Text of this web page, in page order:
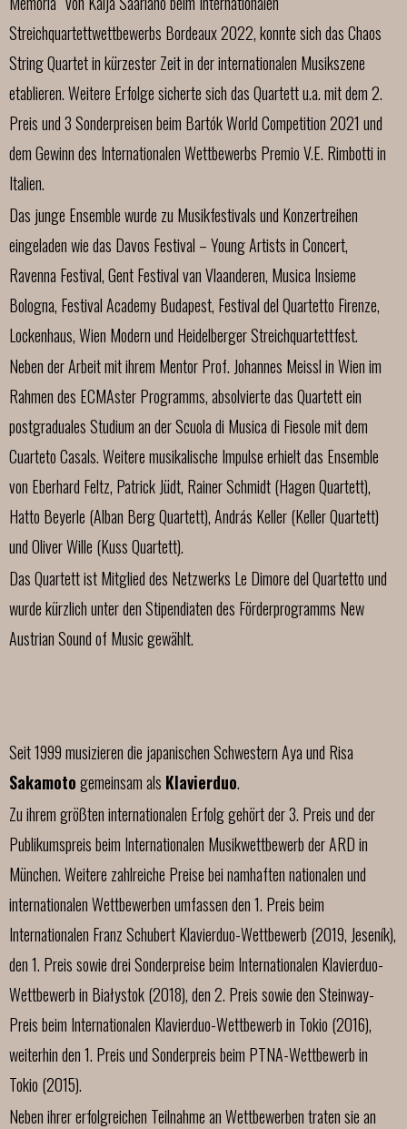
Streichquartettwettbewerbs Bordeaux 2022, konnte sich das Chaos
String Quartet in kürzester Zeit in der internationalen Musikszene
etablieren. Weitere Erfolge sicherte sich das Quartett u.a. mit dem 2.
Preis und 3 Sonderpreisen beim Bartók World Competition 2021 und
dem Gewinn des Internationalen Wettbewerbs Premio V.E. Rimbotti in
Italien.
Das junge Ensemble wurde zu Musikfestivals und Konzertreihen
eingeladen wie das Davos Festival – Young Artists in Concert,
Ravenna Festival, Gent Festival van Vlaanderen, Musica Insieme
Bologna, Festival Academy Budapest, Festival del Quartetto Firenze,
Lockenhaus, Wien Modern und Heidelberger Streichquartettfest.
Neben der Arbeit mit ihrem Mentor Prof. Johannes Meissl in Wien im
Rahmen des ECMAster Programms, absolvierte das Quartett ein
postgraduales Studium an der Scuola di Musica di Fiesole mit dem
Cuarteto Casals. Weitere musikalische Impulse erhielt das Ensemble
von Eberhard Feltz, Patrick Jüdt, Rainer Schmidt (Hagen Quartett),
Hatto Beyerle (Alban Berg Quartett), András Keller (Keller Quartett)
und Oliver Wille (Kuss Quartett).
Das Quartett ist Mitglied des Netzwerks Le Dimore del Quartetto und
wurde kürzlich unter den Stipendiaten des Förderprogramms New
Austrian Sound of Music gewählt.
Seit 1999 musizieren die japanischen Schwestern Aya und Risa
Sakamotogemeinsam als Klavierduo.
Zu ihrem größten internationalen Erfolg gehört der 3. Preis und der
Publikumspreis beim Internationalen Musikwettbewerb der ARD in
München. Weitere zahlreiche Preise bei namhaften nationalen und
internationalen Wettbewerben umfassen den 1. Preis beim
Internationalen Franz Schubert Klavierduo-Wettbewerb (2019, Jeseník),
den 1. Preis sowie drei Sonderpreise beim Internationalen Klavierduo-
Wettbewerb in Białystok (2018), den 2. Preis sowie den Steinway-
Preis beim Internationalen Klavierduo-Wettbewerb in Tokio (2016),
weiterhin den 1. Preis und Sonderpreis beim PTNA-Wettbewerb in
Tokio (2015).
Neben ihrer erfolgreichen Teilnahme an Wettbewerben traten sie an